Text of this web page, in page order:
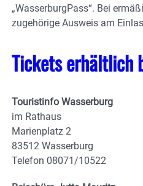
„WasserburgPass“. Bei
zugehörige Ausweis am
Tickets erhältlich
Touristinfo Wasserburg
im Rathaus
Marienplatz 2
83512 Wasserburg
Telefon 08071/10522